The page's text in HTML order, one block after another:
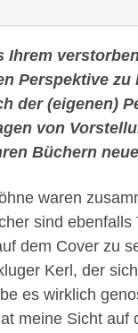
Ihrem
Perspektive
der (eigenen)
von
Büchern
waren
sind
dem Cover zu
Kerl, der
es wirklich
meine Sicht auf